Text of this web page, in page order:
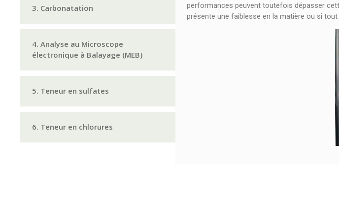
3. Carbonatation
4. Analyse au Microscope
électronique à Balayage (MEB)
5. Teneur en sulfates
6. Teneur en chlorures
performances peuvent toutefois dépasser
présente une faiblesse en la matière ou si